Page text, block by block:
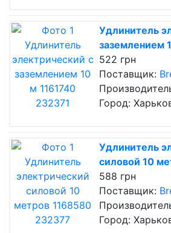
Удлинитель
заземлением
522 грн
Поставщик:
Город:
Удлинитель
силовой 10
588 грн
Поставщик:
Город: